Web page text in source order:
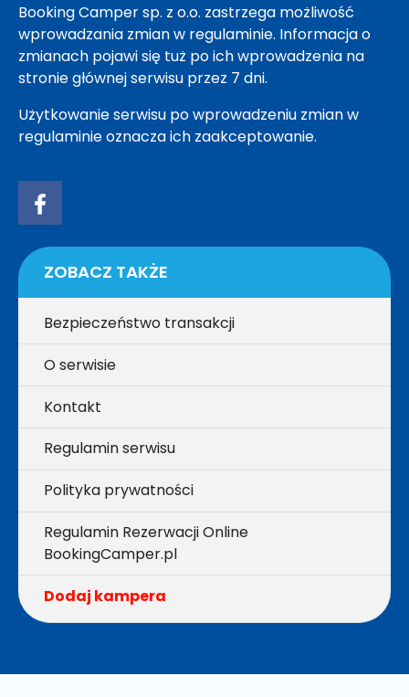
Booking Camper sp. z o.o. zastrzega możliwość
wprowadzania zmian w regulaminie. Informacja o
zmianach pojawi się tuż po ich wprowadzenia na
stronie głównej serwisu przez 7 dni.
Użytkowanie serwisu po wprowadzeniu zmian w
regulaminie oznacza ich zaakceptowanie.
ZOBACZ TAKŻE
Bezpieczeństwo transakcji
O serwisie
Kontakt
Regulamin serwisu
Polityka prywatności
Regulamin Rezerwacji Online
BookingCamper.pl
Dodaj kampera